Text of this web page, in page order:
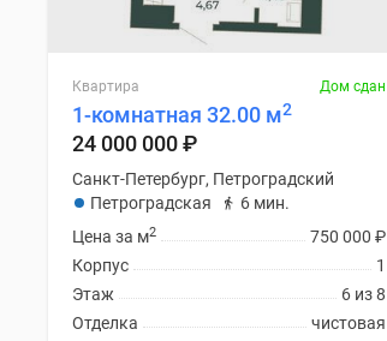
Квартира Дом сдан
1-комнатная 32.00 м2
24 000 000₽
Санкт-Петербург, Петроградский
Петроградская
6 мин.
750 000 ₽
Цена за м2
1
Корпус
6 из 8
Этаж
чистовая
Отделка